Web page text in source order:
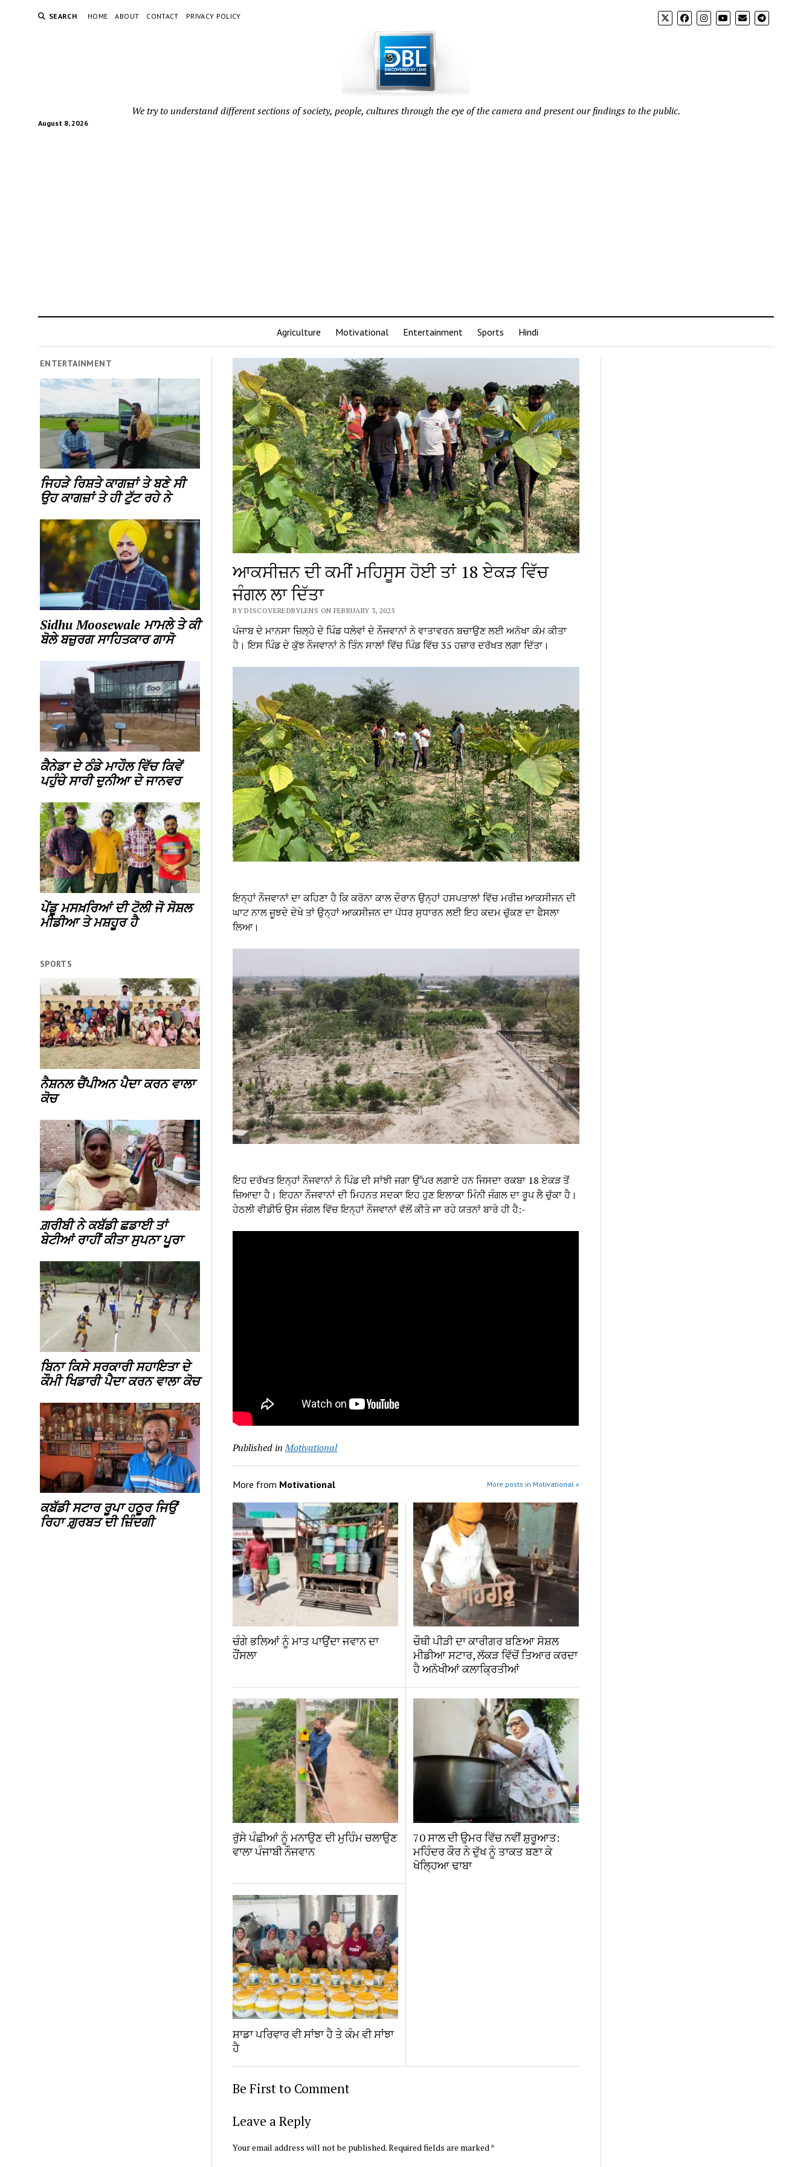
SEARCH HOME ABOUT CONTACT PRIVACY POLICY
August 8, 2026
We try to understand different sections of society, people, cultures through the eye of the camera and present our findings to the public.
Agriculture Motivational Entertainment Sports Hindi
ENTERTAINMENT
ਜਿਹੜੇ ਰਿਸ਼ਤੇ ਕਾਗਜ਼ਾਂ ਤੇ ਬਣੇ ਸੀ
ਉਹ ਕਾਗਜ਼ਾਂ ਤੇ ਹੀ ਟੁੱਟ ਰਹੇ ਨੇ
Sidhu Moosewale ਮਾਮਲੇ ਤੇ ਕੀ
ਬੋਲੇ ਬਜ਼ੁਰਗ ਸਾਹਿਤਕਾਰ ਗਾਸੋ
ਕੈਨੇਡਾ ਦੇ ਠੰਡੇ ਮਾਹੌਲ ਵਿੱਚ ਕਿਵੇਂ
ਪਹੁੰਚੇ ਸਾਰੀ ਦੁਨੀਆ ਦੇ ਜਾਨਵਰ
ਪੇਂਡੂ ਮਸਖ਼ਰਿਆਂ ਦੀ ਟੋਲੀ ਜੋ ਸੋਸ਼ਲ
ਮੀਡੀਆ ਤੇ ਮਸ਼ਹੂਰ ਹੈ
SPORTS
ਨੈਸ਼ਨਲ ਚੈਂਪੀਅਨ ਪੈਦਾ ਕਰਨ ਵਾਲਾ
ਕੋਚ
ਗ਼ਰੀਬੀ ਨੇ ਕਬੱਡੀ ਛਡਾਈ ਤਾਂ
ਬੇਟੀਆਂ ਰਾਹੀਂ ਕੀਤਾ ਸੁਪਨਾ ਪੂਰਾ
ਬਿਨਾ ਕਿਸੇ ਸਰਕਾਰੀ ਸਹਾਇਤਾ ਦੇ
ਕੌਮੀ ਖਿਡਾਰੀ ਪੈਦਾ ਕਰਨ ਵਾਲਾ ਕੋਚ
ਕਬੱਡੀ ਸਟਾਰ ਰੂਪਾ ਹਠੂਰ ਜਿਉਂ
ਰਿਹਾ ਗ਼ੁਰਬਤ ਦੀ ਜ਼ਿੰਦਗੀ
ਆਕਸੀਜ਼ਨ ਦੀ ਕਮੀਂ ਮਹਿਸੂਸ ਹੋਈ ਤਾਂ 18 ਏਕੜ ਵਿੱਚ
ਜੰਗਲ ਲਾ ਦਿੱਤਾ
BY DISCOVEREDBYLENS ON FEBRUARY 3, 2025
ਪੰਜਾਬ ਦੇ ਮਾਨਸਾ ਜ਼ਿਲ੍ਹੇ ਦੇ ਪਿੰਡ ਧਲੇਵਾਂ ਦੇ ਨੌਜਵਾਨਾਂ ਨੇ ਵਾਤਾਵਰਨ ਬਚਾਉਣ ਲਈ ਅਨੋਖਾ ਕੰਮ ਕੀਤਾ
ਹੈ। ਇਸ ਪਿੰਡ ਦੇ ਕੁੱਝ ਨੌਜਵਾਨਾਂ ਨੇ ਤਿੰਨ ਸਾਲਾਂ ਵਿੱਚ ਪਿੰਡ ਵਿੱਚ 35 ਹਜ਼ਾਰ ਦਰੱਖਤ ਲਗਾ ਦਿੱਤਾ।
ਇਨ੍ਹਾਂ ਨੌਜਵਾਨਾਂ ਦਾ ਕਹਿਣਾ ਹੈ ਕਿ ਕਰੋਨਾ ਕਾਲ ਦੌਰਾਨ ਉਨ੍ਹਾਂ ਹਸਪਤਾਲਾਂ ਵਿੱਚ ਮਰੀਜ਼ ਆਕਸੀਜਨ ਦੀ
ਘਾਟ ਨਾਲ ਜੂਝਦੇ ਦੇਖੇ ਤਾਂ ਉਨ੍ਹਾਂ ਆਕਸੀਜਨ ਦਾ ਪੱਧਰ ਸੁਧਾਰਨ ਲਈ ਇਹ ਕਦਮ ਚੁੱਕਣ ਦਾ ਫੈਸਲਾ
ਲਿਆ।
ਇਹ ਦਰੱਖਤ ਇਨ੍ਹਾਂ ਨੌਜਵਾਨਾਂ ਨੇ ਪਿੰਡ ਦੀ ਸਾਂਝੀ ਜਗਾ ਉੱਪਰ ਲਗਾਏ ਹਨ ਜਿਸਦਾ ਰਕਬਾ 18 ਏਕੜ ਤੋਂ
ਜ਼ਿਆਦਾ ਹੈ। ਇਹਨਾ ਨੌਜਵਾਨਾਂ ਦੀ ਮਿਹਨਤ ਸਦਕਾ ਇਹ ਹੁਣ ਇਲਾਕਾ ਮਿੰਨੀ ਜੰਗਲ ਦਾ ਰੂਪ ਲੈ ਚੁੱਕਾ ਹੈ।
ਹੇਠਲੀ ਵੀਡੀਓ ਉਸ ਜੰਗਲ ਵਿੱਚ ਇਨ੍ਹਾਂ ਨੌਜਵਾਨਾਂ ਵੱਲੋਂ ਕੀਤੇ ਜਾ ਰਹੇ ਯਤਨਾਂ ਬਾਰੇ ਹੀ ਹੈ:-
Published in Motivational
More from Motivational More posts in Motivational »
ਚੰਗੇ ਭਲਿਆਂ ਨੂੰ ਮਾਤ ਪਾਉਂਦਾ ਜਵਾਨ ਦਾ
ਹੌਂਸਲਾ
ਚੌਥੀ ਪੀੜੀ ਦਾ ਕਾਰੀਗਰ ਬਣਿਆ ਸੋਸ਼ਲ
ਮੀਡੀਆ ਸਟਾਰ, ਲੱਕੜ ਵਿੱਚੋਂ ਤਿਆਰ ਕਰਦਾ
ਹੈ ਅਨੋਖੀਆਂ ਕਲਾਕ੍ਰਿਤੀਆਂ
ਰੁੱਸੇ ਪੰਛੀਆਂ ਨੂੰ ਮਨਾਉਣ ਦੀ ਮੁਹਿੰਮ ਚਲਾਉਣ
ਵਾਲਾ ਪੰਜਾਬੀ ਨੌਜਵਾਨ
70 ਸਾਲ ਦੀ ਉਮਰ ਵਿੱਚ ਨਵੀਂ ਸ਼ੁਰੂਆਤ:
ਮਹਿੰਦਰ ਕੌਰ ਨੇ ਦੁੱਖ ਨੂੰ ਤਾਕਤ ਬਣਾ ਕੇ
ਖੋਲ੍ਹਿਆ ਢਾਬਾ
ਸਾਡਾ ਪਰਿਵਾਰ ਵੀ ਸਾਂਝਾ ਹੈ ਤੇ ਕੰਮ ਵੀ ਸਾਂਝਾ
ਹੈ
Be First to Comment
Leave a Reply
Your email address will not be published.Required fields are marked*